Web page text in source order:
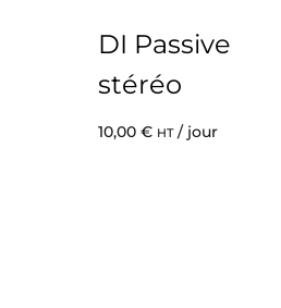
DI Passive
stéréo
10,00 € HT/ jour